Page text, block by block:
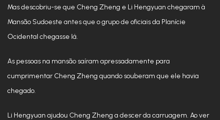
Mas descobriu-se que Cheng Zheng e Li Hengyuan chegaram à
Mansão Sudoeste antes que o grupo de oficiais da Planície
Ocidental chegasse lá.
As pessoas na mansão saíram apressadamente para
cumprimentar Cheng Zheng quando souberam que ele havia
chegado.
Li Hengyuan ajudou Cheng Zheng a descer da carruagem. Ao ver